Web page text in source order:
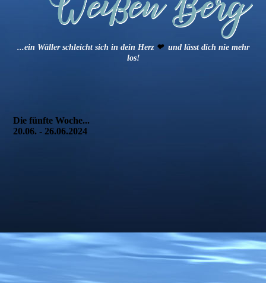
...ein Wäller schleicht sich in dein Herz ❤und lässt dich nie mehr
los!
Die fünfte Woche...
20.06. - 26.06.2024